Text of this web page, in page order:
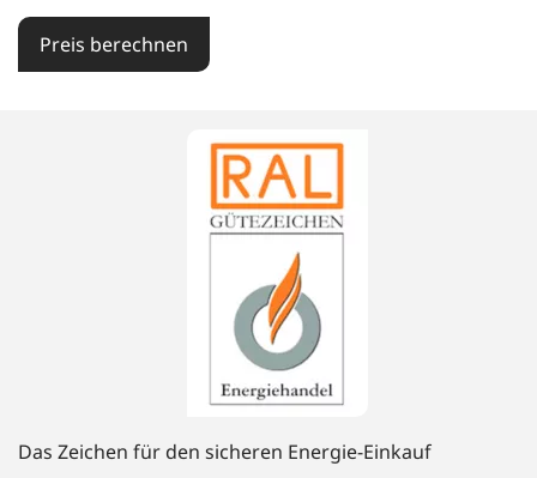
Preis berechnen
Das Zeichen für den sicheren Energie-Einkauf